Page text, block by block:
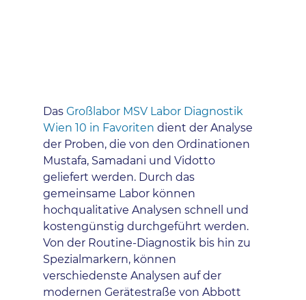
Das Großlabor MSV Labor Diagnostik
Wien 10 in Favoriten dient der Analyse
der Proben, die von den Ordinationen
Mustafa, Samadani und Vidotto
geliefert werden. Durch das
gemeinsame Labor können
hochqualitative Analysen schnell und
kostengünstig durchgeführt werden.
Von der Routine-Diagnostik bis hin zu
Spezialmarkern, können
verschiedenste Analysen auf der
modernen Gerätestraße von Abbott